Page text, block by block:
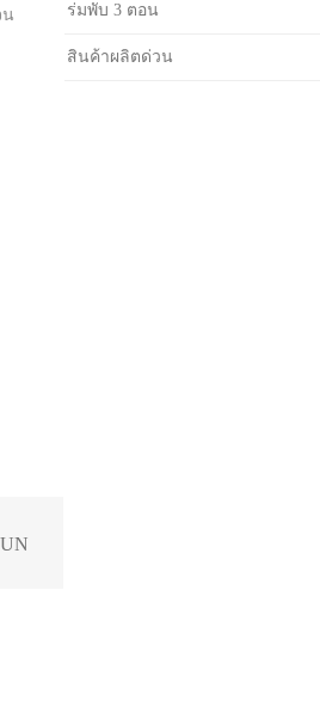
น
ร่มพับ 3 ตอน
สินค้าผลิตด่วน